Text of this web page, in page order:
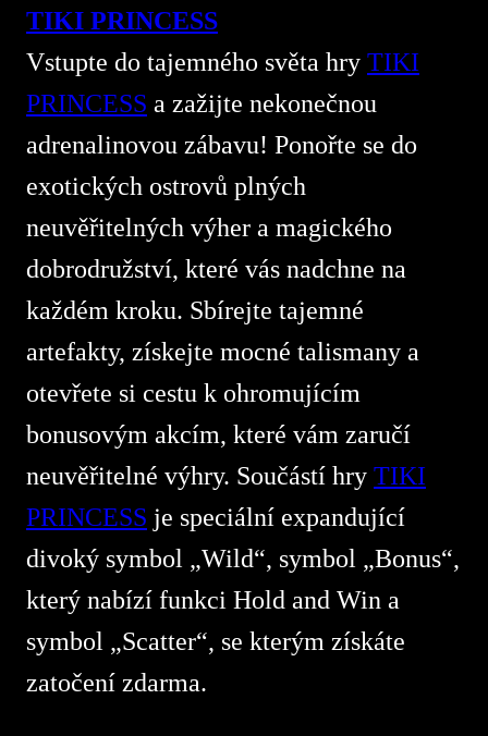
TIKI PRINCESS
Vstupte do tajemného světa hry TIKI
PRINCESS a zažijte nekonečnou
adrenalinovou zábavu! Ponořte se do
exotických ostrovů plných
neuvěřitelných výher a magického
dobrodružství, které vás nadchne na
každém kroku. Sbírejte tajemné
artefakty, získejte mocné talismany a
otevřete si cestu k ohromujícím
bonusovým akcím, které vám zaručí
neuvěřitelné výhry. Součástí hry TIKI
PRINCESS je speciální expandující
divoký symbol „Wild“, symbol „Bonus“,
který nabízí funkci Hold and Win a
symbol „Scatter“, se kterým získáte
zatočení zdarma.